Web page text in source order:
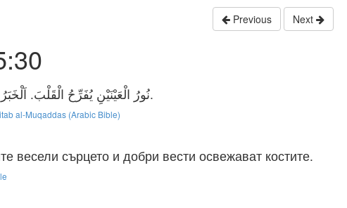
Previous Next
نُورُ الْعَيْنَيْنِ يُفَرِّحُ الْقَلْبَ. اَلْخَبَرُ الطَّيِّبُ يُسَمِّنُ الْعِظَامَ.
al-Muqaddas (Arabic Bible)
весели сърцето и добри вести освежават костите.